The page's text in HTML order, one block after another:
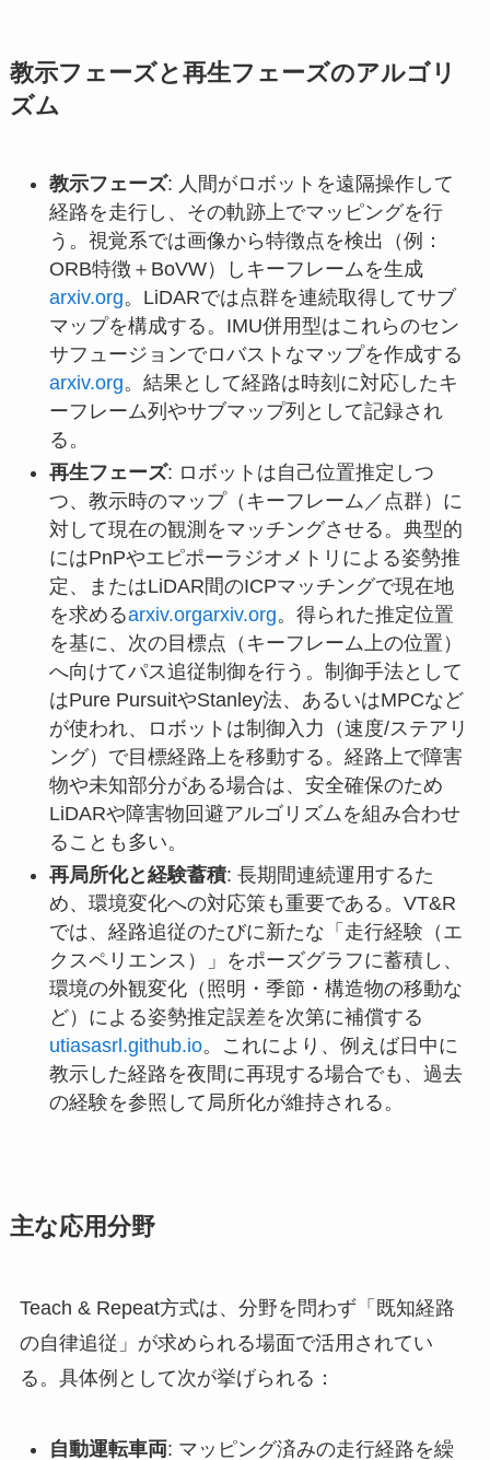
教示フェーズと再生フェーズのアルゴリ
ズム
教示フェーズ: 人間がロボットを遠隔操作して
経路を走行し、その軌跡上でマッピングを行
う。視覚系では画像から特徴点を検出（例：
ORB特徴＋BoVW）しキーフレームを生成
arxiv.org。LiDARでは点群を連続取得してサブ
マップを構成する。IMU併用型はこれらのセン
サフュージョンでロバストなマップを作成する
arxiv.org。結果として経路は時刻に対応したキ
ーフレーム列やサブマップ列として記録され
る。
再生フェーズ: ロボットは自己位置推定しつ
つ、教示時のマップ（キーフレーム／点群）に
対して現在の観測をマッチングさせる。典型的
にはPnPやエピポーラジオメトリによる姿勢推
定、またはLiDAR間のICPマッチングで現在地
を求めるarxiv.orgarxiv.org。得られた推定位置
を基に、次の目標点（キーフレーム上の位置）
へ向けてパス追従制御を行う。制御手法として
はPure PursuitやStanley法、あるいはMPCなど
が使われ、ロボットは制御入力（速度/ステアリ
ング）で目標経路上を移動する。経路上で障害
物や未知部分がある場合は、安全確保のため
LiDARや障害物回避アルゴリズムを組み合わせ
ることも多い。
再局所化と経験蓄積: 長期間連続運用するた
め、環境変化への対応策も重要である。VT&R
では、経路追従のたびに新たな「走行経験（エ
クスペリエンス）」をポーズグラフに蓄積し、
環境の外観変化（照明・季節・構造物の移動な
ど）による姿勢推定誤差を次第に補償する
utiasasrl.github.io。これにより、例えば日中に
教示した経路を夜間に再現する場合でも、過去
の経験を参照して局所化が維持される。
主な応用分野
Teach & Repeat方式は、分野を問わず「既知経路
の自律追従」が求められる場面で活用されてい
る。具体例として次が挙げられる：
自動運転車両: マッピング済みの走行経路を繰